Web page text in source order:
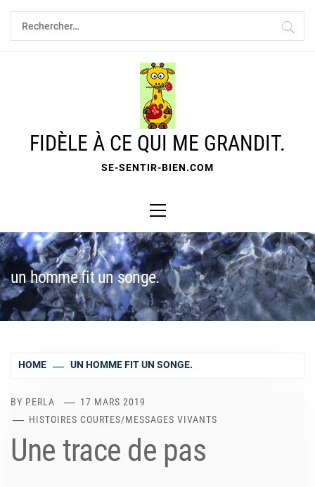
Skip
content
Rechercher :
FIDÈLE À CE QUI ME GRANDIT.
SE-SENTIR-BIEN.COM
Menu
un homme fit un songe.
HOME UN HOMME FIT UN SONGE.
BY PERLA
17 MARS 2019
HISTOIRES COURTES/MESSAGES VIVANTS
Une trace de pas